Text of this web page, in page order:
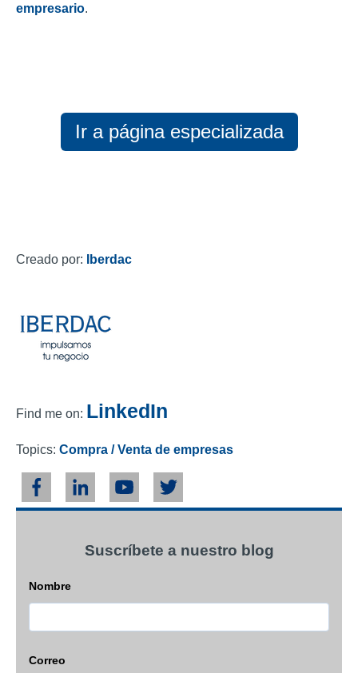
empresario.
Ir a página especializada
Creado por: Iberdac
Find me on: LinkedIn
Topics: Compra / Venta de empresas
Suscríbete a nuestro blog
Nombre
Correo